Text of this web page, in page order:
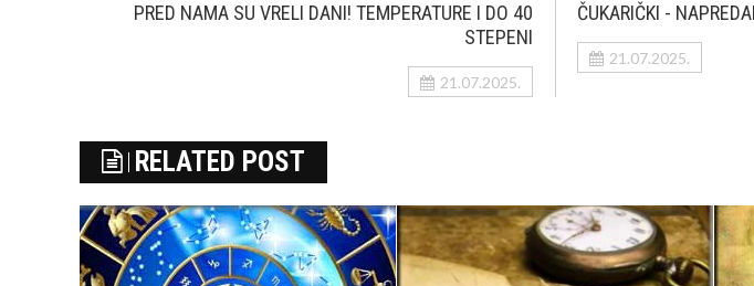
PRED NAMA SU VRELI DANI! TEMPERATURE I DO 40
STEPENI
21.07.2025.
ČUKARIČKI -
21.07.2025.
RELATED POST